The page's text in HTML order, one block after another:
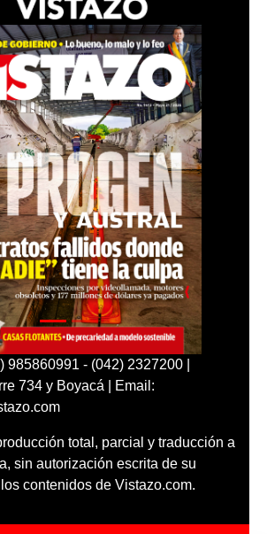
985860991 - (042) 2327200 |
734 y Boyacá | Email:
total, parcial y traducción a
sin autorización escrita de su
contenidos de Vistazo.com.